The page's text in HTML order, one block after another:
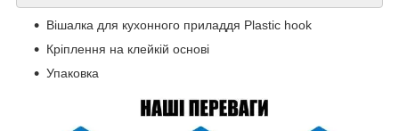
Вішалка для кухонного приладдя Plastic hook
Кріплення на клейкій основі
Упаковка